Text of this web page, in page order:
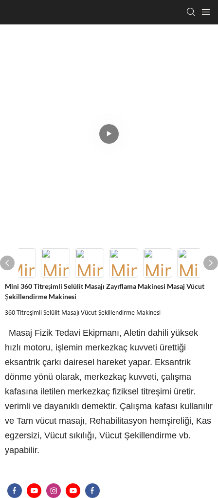
Mini 360 Titreşimli Selülit Masajı Zayıflama Makinesi Masaj Vücut
Şekillendirme Makinesi
360 Titreşimli Selülit Masajı Vücut Şekillendirme Makinesi
Masaj Fizik Tedavi Ekipmanı, Aletin dahili yüksek
hızlı motoru, işlemin merkezkaç kuvveti ürettiği
eksantrik çarkı dairesel hareket yapar. Eksantrik
dönme yönü olarak, merkezkaç kuvveti, çalışma
kafasına iletilen merkezkaç fiziksel titreşimi üretir.
verimli ve dayanıklı demektir. Çalışma kafası kullanılır
ve Tam vücut masajı, Rehabilitasyon hemşireliği, Kas
egzersizi, Vücut sıkılığı, Vücut Şekillendirme vb.
yapabilir.